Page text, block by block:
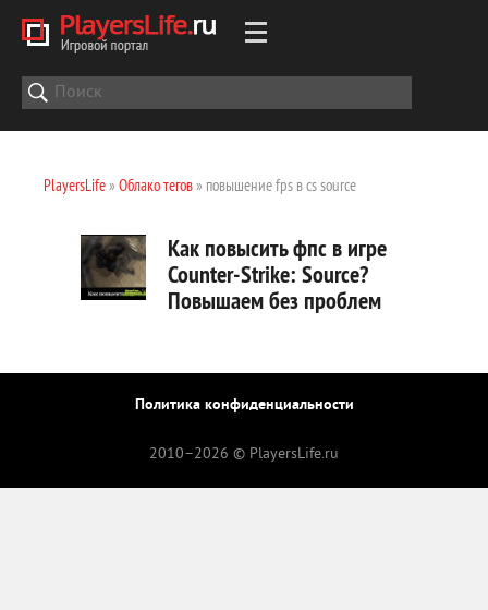
PlayersLife» Облако тегов» повышение fps в cs source
Как повысить фпс в игре
Counter-Strike: Source?
Повышаем без проблем
Политика конфиденциальности
2010–2026 © PlayersLife.ru